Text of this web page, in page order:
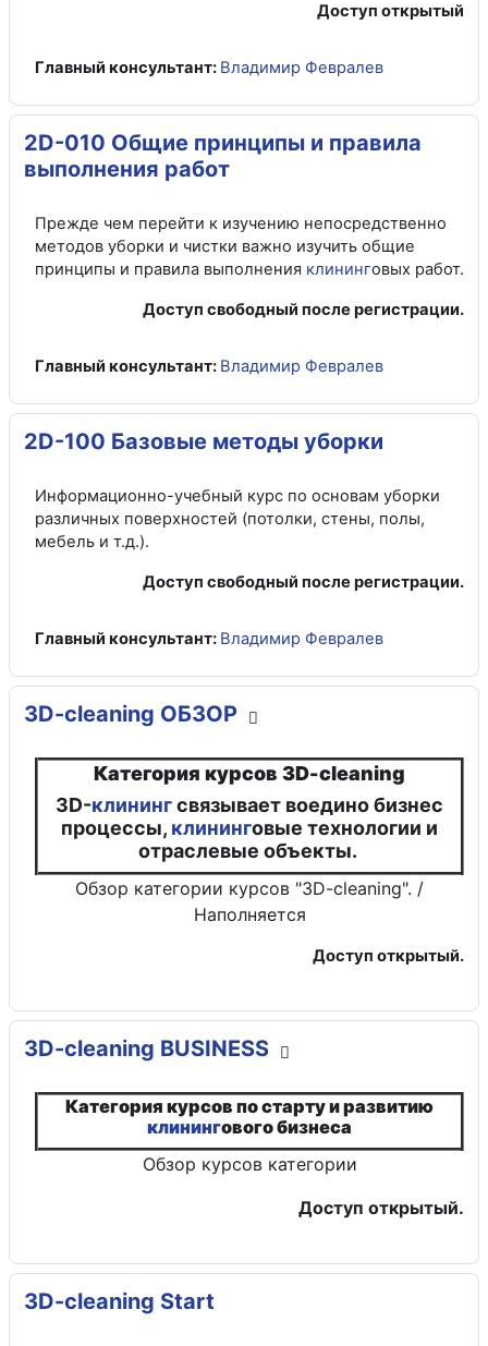
Доступ открытый
Главный консультант: Владимир Февралев
2D-010 Общие принципы и правила
выполнения работ
Прежде чем перейти к изучению непосредственно
методов уборки и чистки важно изучить общие
принципы и правила выполнения клининговых работ.
Доступ свободный после регистрации.
Главный консультант: Владимир Февралев
2D-100 Базовые методы уборки
Информационно-учебный курс по основам уборки
различных поверхностей (потолки, стены, полы,
мебель и т.д.).
Доступ свободный после регистрации.
Главный консультант: Владимир Февралев
3D-cleaning ОБЗОР
Категория курсов 3D-cleaning
3D-клинингсвязывает воедино бизнес
процессы, клининговые технологии и
отраслевые объекты.
Обзор категории курсов "3D-cleaning". /
Наполняется
Доступ открытый.
3D-cleaning BUSINESS
Категория курсов по старту и развитию
клинингового бизнеса
Обзор курсов категории
Доступ открытый.
3D-cleaning Start